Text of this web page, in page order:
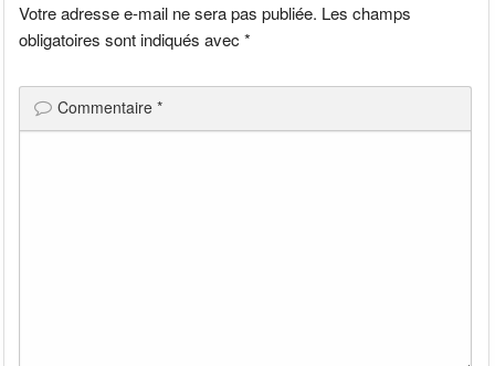
Votre adresse e-mail ne sera pas publiée. Les champs
obligatoires sont indiqués avec*
Commentaire*